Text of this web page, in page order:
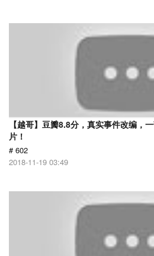
【越哥】豆瓣8.8分，真实事件改编，
片！
# 602
2018-11-19 03:49